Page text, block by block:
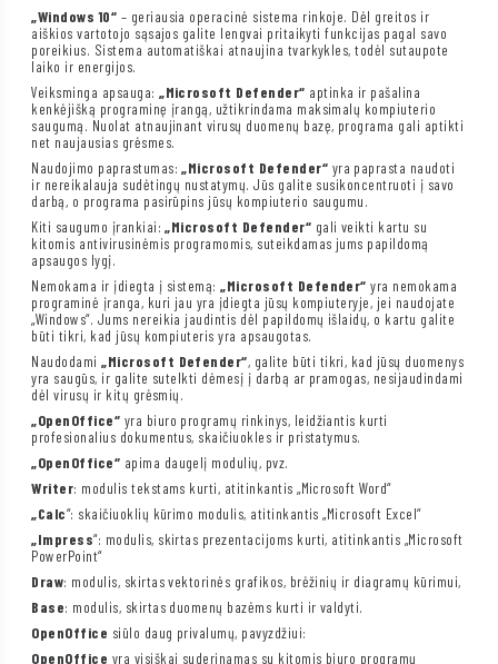
„Windows 10“ – geriausia operacinė sistema rinkoje. Dėl greitos ir
aiškios vartotojo sąsajos galite lengvai pritaikyti funkcijas pagal savo
poreikius. Sistema automatiškai atnaujina tvarkykles, todėl sutaupote
laiko ir energijos.
Veiksminga apsauga:„Microsoft Defender“ aptinka ir pašalina
kenkėjišką programinę įrangą, užtikrindama maksimalų kompiuterio
saugumą. Nuolat atnaujinant virusų duomenų bazę, programa gali aptikti
net naujausias grėsmes.
Naudojimo paprastumas:„Microsoft Defender“ yra paprasta naudoti
ir nereikalauja sudėtingų nustatymų. Jūs galite susikoncentruoti į savo
darbą, o programa pasirūpins jūsų kompiuterio saugumu.
Kiti saugumo įrankiai:„Microsoft Defender“ gali veikti kartu su
kitomis antivirusinėmis programomis, suteikdamas jums papildomą
apsaugos lygį.
Nemokama ir įdiegta į sistemą:„Microsoft Defender“ yra nemokama
programinė įranga, kuri jau yra įdiegta jūsų kompiuteryje, jei naudojate
„Windows“. Jums nereikia jaudintis dėl papildomų išlaidų, o kartu galite
būti tikri, kad jūsų kompiuteris yra apsaugotas.
Naudodami„Microsoft Defender“, galite būti tikri, kad jūsų duomenys
yra saugūs, ir galite sutelkti dėmesį į darbą ar pramogas, nesijaudindami
dėl virusų ir kitų grėsmių.
„OpenOffice“ yra biuro programų rinkinys, leidžiantis kurti
profesionalius dokumentus, skaičiuokles ir pristatymus.
„OpenOffice“ apima daugelį modulių, pvz.
Writer: modulis tekstams kurti, atitinkantis „Microsoft Word“
„Calc“: skaičiuoklių kūrimo modulis, atitinkantis „Microsoft Excel“
„Impress“: modulis, skirtas prezentacijoms kurti, atitinkantis „Microsoft
PowerPoint“
Draw: modulis, skirtas vektorinės grafikos, brėžinių ir diagramų kūrimui,
Base: modulis, skirtas duomenų bazėms kurti ir valdyti.
OpenOffice siūlo daug privalumų, pavyzdžiui:
OpenOffice yra visiškai suderinamas su kitomis biuro programų